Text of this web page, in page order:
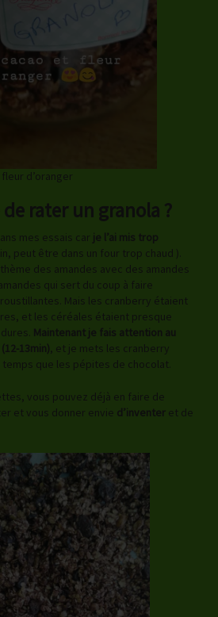
d’oranger
rater un granola ?
mes essais car je l’ai mis trop
peut être dans un four trop chaud ).
des amandes avec des amandes
qui sert du coup à faire
Mais les cranberry étaient
et les céréales étaient presque
Maintenant je fais attention au
13min), et je mets les cranberry
que les pépites de chocolat.
vous pouvez déjà en faire de
et vous donner envie d’inventer et de